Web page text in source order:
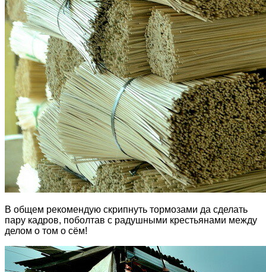
В общем рекомендую скрипнуть тормозами да сделать
пару кадров, поболтав с радушными крестьянами между
делом о том о сём!